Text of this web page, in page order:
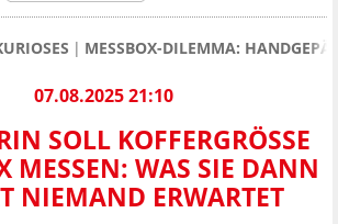
MESSBOX-DILEMMA:
07.08.2025 21:10
SOLL KOFFERGRÖSSE I
MESSEN: WAS SIE DANN T
ERWARTET